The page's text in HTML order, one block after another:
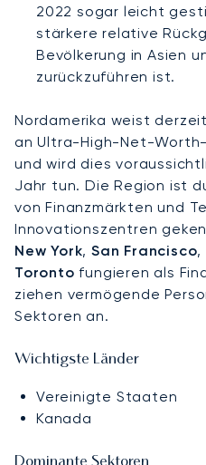
2022 sogar leicht
stärkere relative
Bevölkerung in Asien
zurückzuführen ist.
Nordamerika weist
an Ultra-High-Net-Worth-
und wird dies
Jahr tun. Die Region ist
von Finanzmärkten und
Innovationszentren
New York,San Francisco,
Toronto fungieren als
ziehen vermögende
Sektoren an.
Wichtigste Länder
Vereinigte Staaten
Kanada